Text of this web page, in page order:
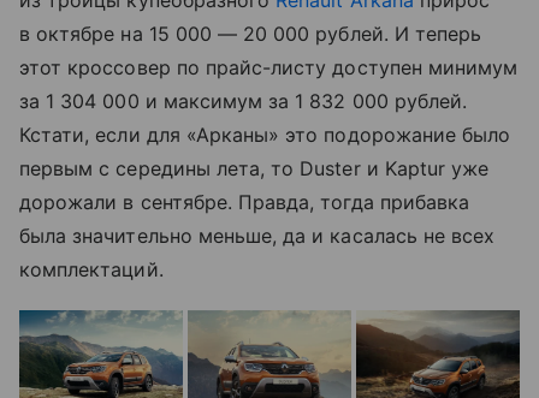
в октябре на 15 000 — 20 000 рублей. И теперь
этот кроссовер по прайс-листу доступен минимум
за 1 304 000 и максимум за 1 832 000 рублей.
Кстати, если для «Арканы» это подорожание было
первым с середины лета, то Duster и Kaptur уже
дорожали в сентябре. Правда, тогда прибавка
была значительно меньше, да и касалась не всех
комплектаций.